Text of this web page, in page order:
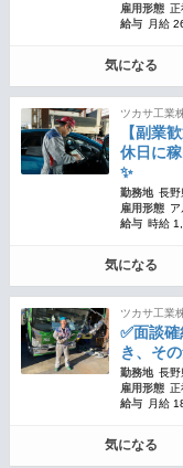
雇用形態 正
給与
月給
気になる
ツカサ工業
【副業
休日に
✨
勤務地 長野
雇用形態
給与 時給
気になる
ツカサ工業
✅面談
き、そ
勤務地 長野
雇用形態 正
給与
月給
気になる